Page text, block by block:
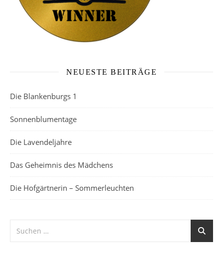
NEUESTE BEITRÄGE
Die Blankenburgs 1
Sonnenblumentage
Die Lavendeljahre
Das Geheimnis des Mädchens
Die Hofgärtnerin – Sommerleuchten